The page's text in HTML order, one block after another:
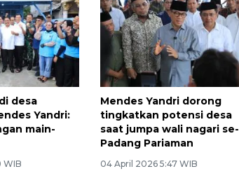
desa
Yandri:
main-
WIB
Mendes Yandri dorong
tingkatkan potensi desa
saat jumpa wali nagari se-
Padang Pariaman
04 April 2026 5:47 WIB
Penyelesaian pembentukan